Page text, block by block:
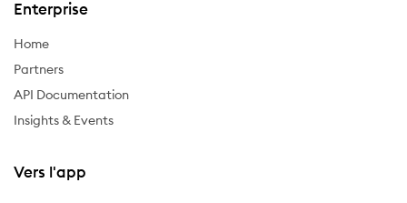
Enterprise
Home
Partners
API Documentation
Insights & Events
Vers l'app